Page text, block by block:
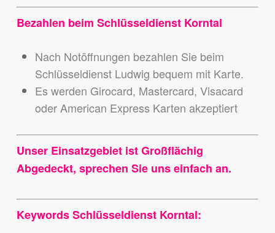
Bezahlen beim Schlüsseldienst Korntal
Nach Notöffnungen bezahlen Sie beim
Schlüsseldienst Ludwig bequem mit Karte.
Es werden Girocard, Mastercard, Visacard
oder American Express Karten akzeptiert
Unser Einsatzgebiet ist Großflächig
Abgedeckt, sprechen Sie uns einfach an.
Keywords Schlüsseldienst Korntal: